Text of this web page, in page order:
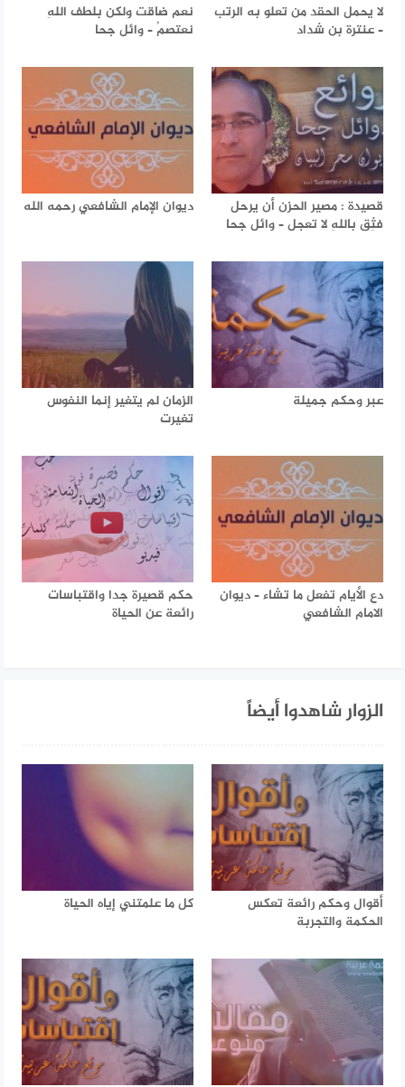
لا يحمل الحقد من تعلو به الرتب
– عنترة بن شداد
نعم ضاقت ولكن بلطف اللهِ
نعتصمُ – وائل جحا
قصيدة : مصير الحزن أن يرحل
فثِق باللهِ لا تعجل – وائل جحا
ديوان الإمام الشافعي رحمه الله
عبر وحكم جميلة
الزمان لم يتغير إنما النفوس
تغيرت
دع الأيام تفعل ما تشاء – ديوان
الامام الشافعي
حكم قصيرة جدا واقتباسات
رائعة عن الحياة
الزوار شاهدوا أيضاً
أقوال وحكم رائعة تعكس
الحكمة والتجربة
كل ما علمتني إياه الحياة